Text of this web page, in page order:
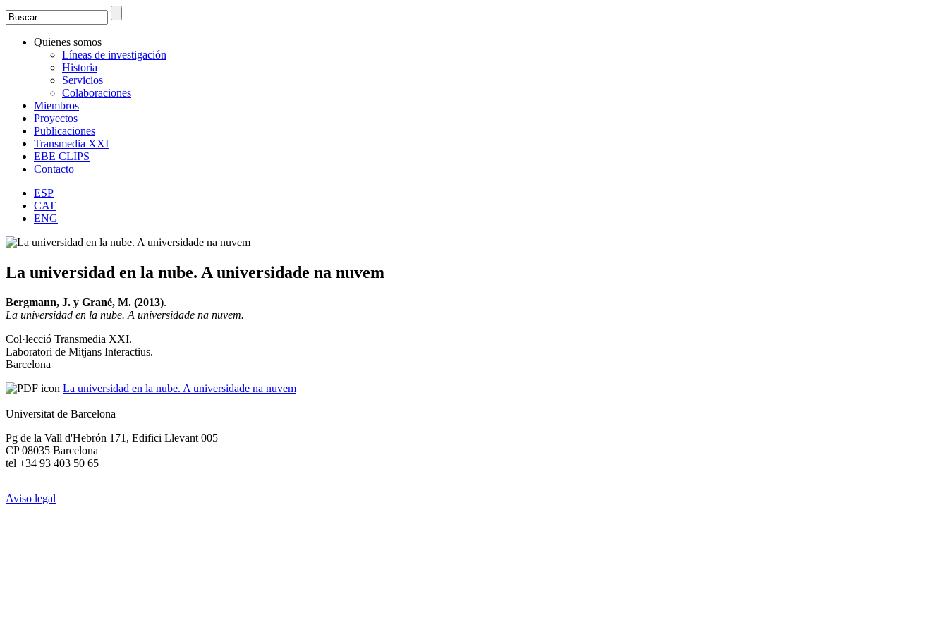
Formulario de búsqueda
Search
Quienes somos
Líneas de investigación
Historia
Servicios
Colaboraciones
Miembros
Proyectos
Publicaciones
Transmedia XXI
EBE CLIPS
Contacto
ESP
CAT
ENG
La universidad en la nube. A universidade na nuvem
Bergmann, J. y Grané, M. (2013).
La universidad en la nube. A universidade na nuvem.
Col·lecció Transmedia XXI.
Laboratori de Mitjans Interactius.
Barcelona
La universidad en la nube. A universidade na nuvem
Universitat de Barcelona
Pg de la Vall d'Hebrón 171, Edifici Llevant 005
CP 08035 Barcelona
tel +34 93 403 50 65
Aviso legal